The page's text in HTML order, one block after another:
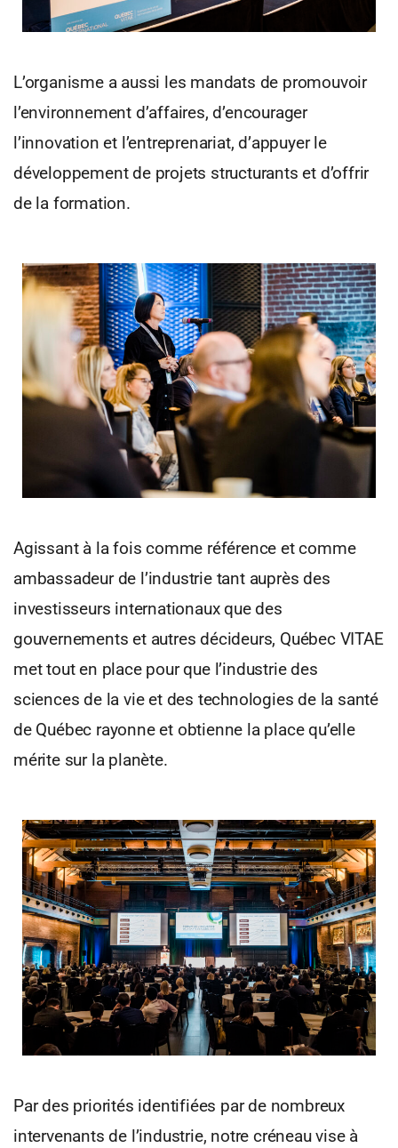
L’organisme a aussi les mandats de promouvoir
l’environnement d’affaires, d’encourager
l’innovation et l’entreprenariat, d’appuyer le
développement de projets structurants et d’offrir
de la formation.
Agissant à la fois comme référence et comme
ambassadeur de l’industrie tant auprès des
investisseurs internationaux que des
gouvernements et autres décideurs, Québec VITAE
met tout en place pour que l’industrie des
sciences de la vie et des technologies de la santé
de Québec rayonne et obtienne la place qu’elle
mérite sur la planète.
Par des priorités identifiées par de nombreux
intervenants de l’industrie, notre créneau vise à